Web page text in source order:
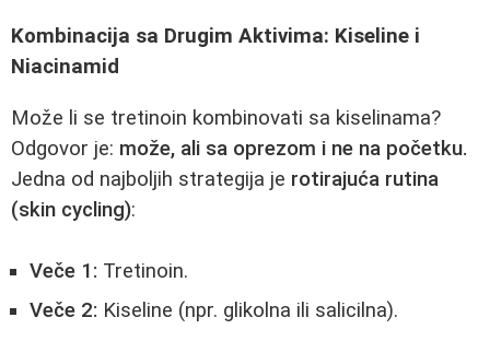
Kombinacija sa Drugim Aktivima: Kiseline i
Niacinamid
Može li se tretinoin kombinovati sa kiselinama?
Odgovor je: može, ali sa oprezom i ne na početku.
Jedna od najboljih strategija je rotirajuća rutina
(skin cycling):
Veče 1: Tretinoin.
Veče 2: Kiseline (npr. glikolna ili salicilna).